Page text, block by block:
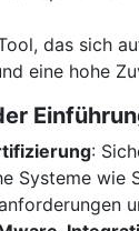
das sich
eine hohe
:
Systeme wie